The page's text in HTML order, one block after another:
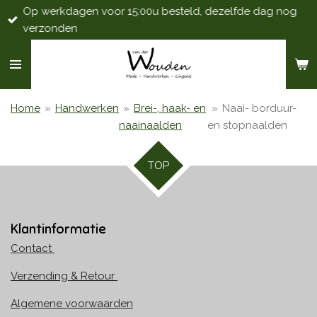
Ga
direct
de
Op werkdagen voor 15:00u besteld, dezelfde dag nog
verzonden
Home » Handwerken » Brei-, haak- en
naainaalden
» Naai- borduur-
en stopnaalden
TOP
Klantinformatie
Contact
Verzending & Retour
Algemene voorwaarden